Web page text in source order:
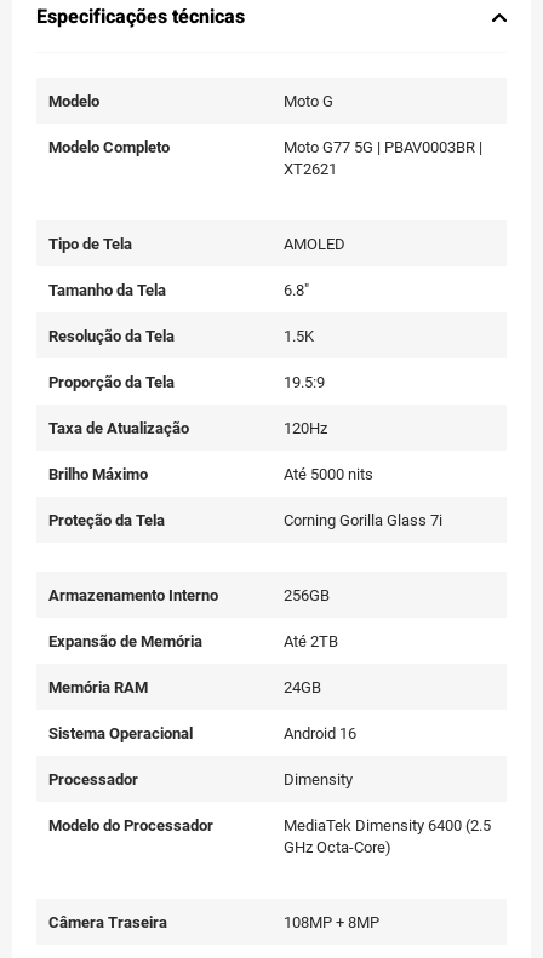
Especificações técnicas
Modelo Moto G
Modelo Completo
Moto G77 5G | PBAV0003BR |
XT2621
Tipo de Tela AMOLED
Tamanho da Tela 6.8"
Resolução da Tela 1.5K
Proporção da Tela 19.5:9
Taxa de Atualização 120Hz
Brilho Máximo Até 5000 nits
Proteção da Tela Corning Gorilla Glass 7i
Armazenamento Interno 256GB
Expansão de Memória Até 2TB
Memória RAM 24GB
Sistema Operacional Android 16
Processador Dimensity
Modelo do Processador
MediaTek Dimensity 6400 (2.5
GHz Octa-Core)
Câmera Traseira 108MP + 8MP